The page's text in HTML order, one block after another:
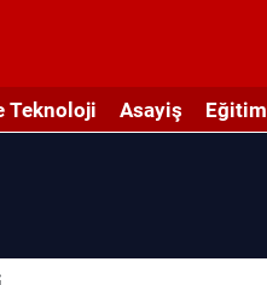
Teknoloji Asayiş Eğitim